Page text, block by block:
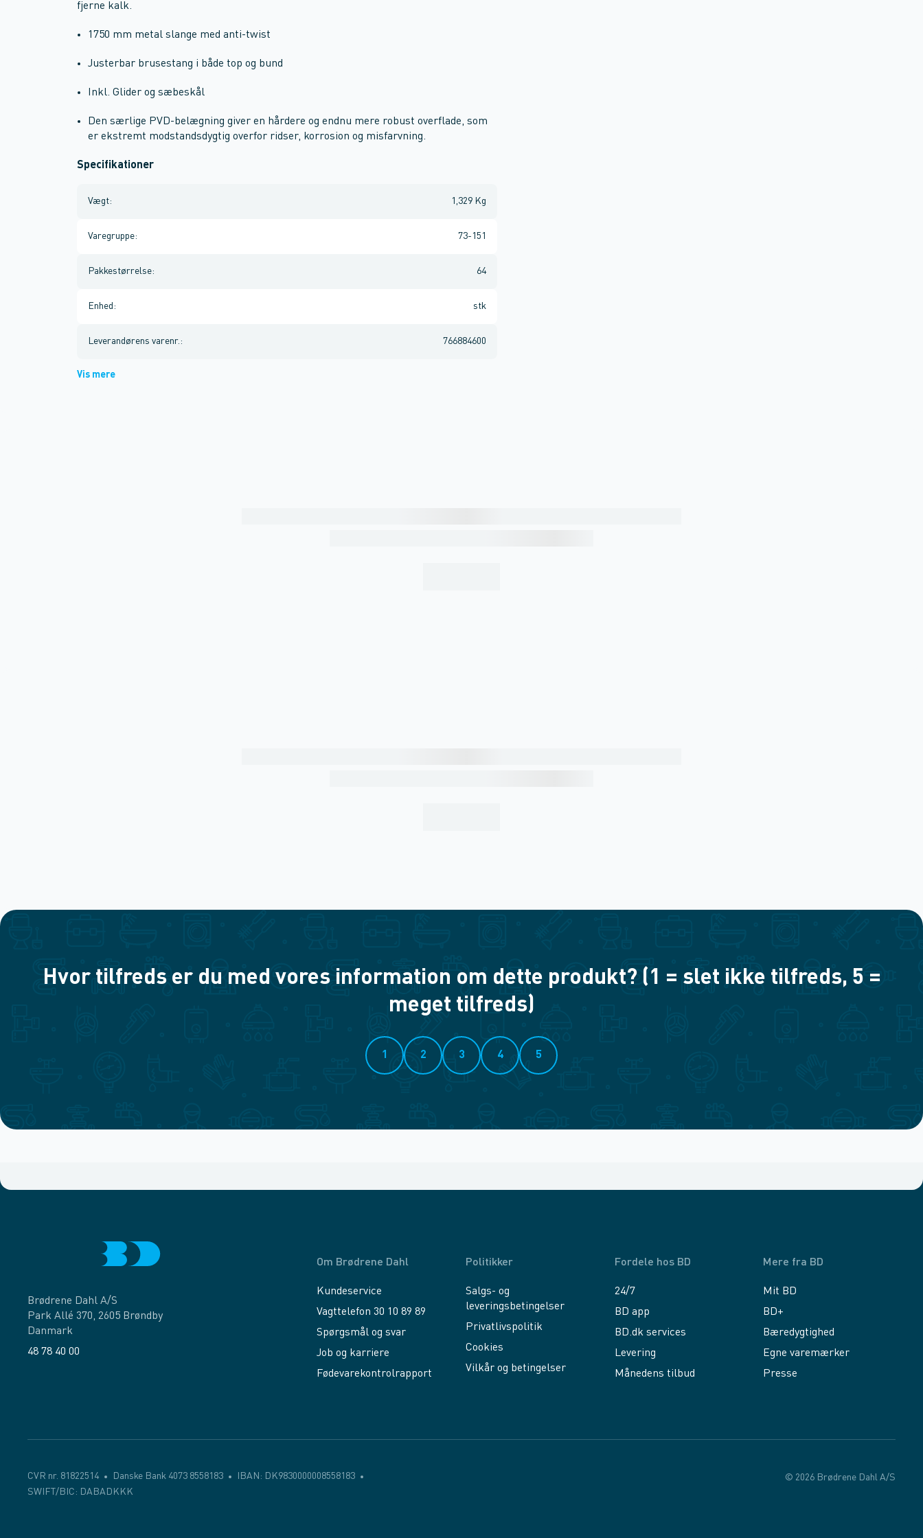
fjerne kalk.
1750 mm metal slange med anti-twist
Justerbar brusestang i både top og bund
Inkl. Glider og sæbeskål
Den særlige PVD-belægning giver en hårdere og endnu mere robust overflade, som
er ekstremt modstandsdygtig overfor ridser, korrosion og misfarvning.
Specifikationer
Vægt: 1,329 Kg
Varegruppe: 73-151
Pakkestørrelse: 64
Enhed : stk
Leverandørens varenr. : 766884600
Vis mere
Hvor tilfreds er du med vores information om dette produkt? (1 = slet ikke tilfreds, 5 =
meget tilfreds)
1 2 3 4 5
Brødrene Dahl A/S
Park Allé 370, 2605 Brøndby
Danmark
48 78 40 00
Om Brødrene Dahl
Kundeservice
Vagttelefon 30 10 89 89
Spørgsmål og svar
Job og karriere
Fødevarekontrolrapport
Politikker
Salgs- og
leveringsbetingelser
Privatlivspolitik
Cookies
Vilkår og betingelser
Fordele hos BD
24/7
BD app
BD.dk services
Levering
Månedens tilbud
Mere fra BD
Mit BD
BD+
Bæredygtighed
Egne varemærker
Presse
CVR nr. 81822514 Danske Bank 4073 8558183
IBAN: DK9830000008558183
SWIFT/BIC: DABADKKK
© 2026 Brødrene Dahl A/S